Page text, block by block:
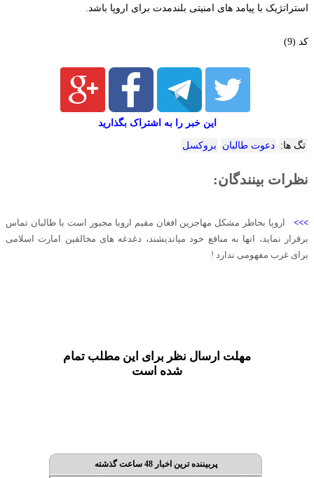
استراتژیک با پیامد های امنیتی بلندمدت برای اروپا باشد.
کد (9)
این خبر را به اشتراک بگذارید
تگ ها: دعوت طالبان بروکسل
نظرات بینندگان:
>>> اروپا بخاطر مشکل مهاجرین افغان مقیم اروبا مجبور است با طالبان تماس
برقرار نماید، انها به منافع خود میاندیشند، دغدغه های مخالفین امارت اسلامی
برای غرب مفهومی ندارد !
مهلت ارسال نظر برای این مطلب تمام
شده است
پربیننده ترین اخبار 48 ساعت گذشته